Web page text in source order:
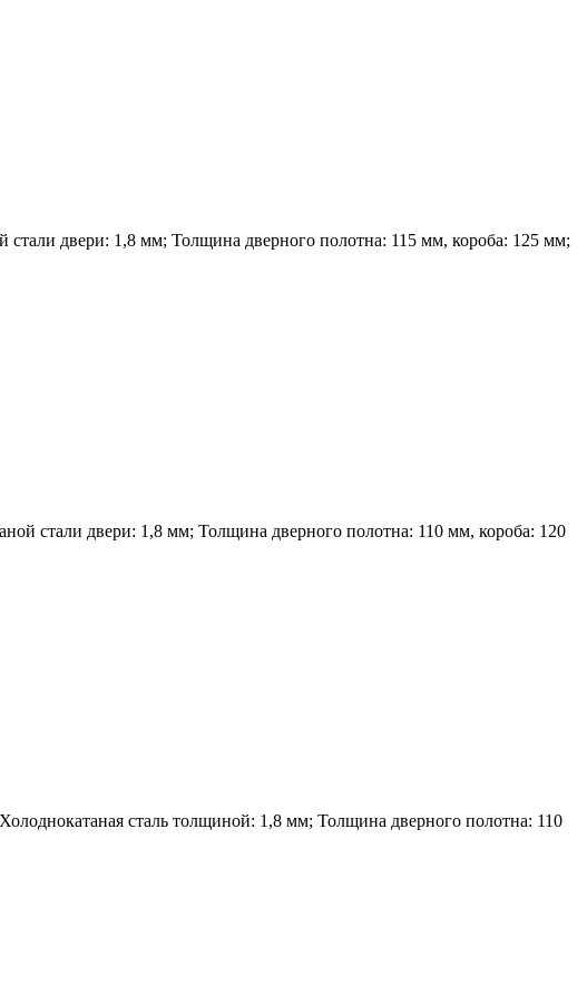
двери: 1,8 мм; Толщина дверного полотна: 115 мм, короба: 125 мм;
стали двери: 1,8 мм; Толщина дверного полотна: 110 мм, короба: 120
сталь толщиной: 1,8 мм; Толщина дверного полотна: 110